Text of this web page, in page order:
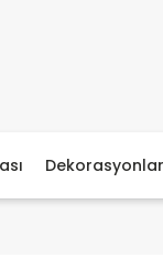
Dekorasyonlar